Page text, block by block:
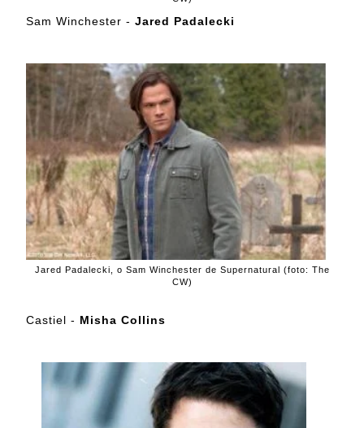
Sam Winchester - Jared Padalecki
Jared Padalecki, o Sam Winchester de Supernatural (foto: The
CW)
Castiel - Misha Collins